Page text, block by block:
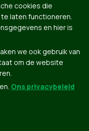
cookies die
laten functioneren.
en hier is
we ook gebruik van
om de website
Ons privacybeleid